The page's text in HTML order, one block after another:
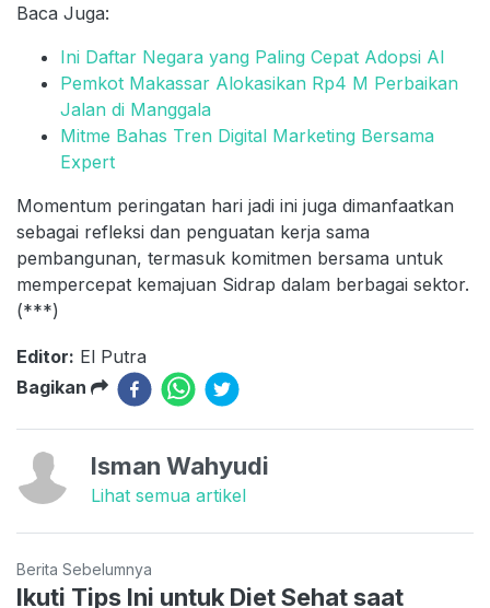
Baca Juga:
Ini Daftar Negara yang Paling Cepat Adopsi AI
Pemkot Makassar Alokasikan Rp4 M Perbaikan
Jalan di Manggala
Mitme Bahas Tren Digital Marketing Bersama
Expert
Momentum peringatan hari jadi ini juga dimanfaatkan
sebagai refleksi dan penguatan kerja sama
pembangunan, termasuk komitmen bersama untuk
mempercepat kemajuan Sidrap dalam berbagai sektor.
(***)
Editor: El Putra
Bagikan
Isman Wahyudi
Lihat semua artikel
Berita Sebelumnya
Ikuti Tips Ini untuk Diet Sehat saat